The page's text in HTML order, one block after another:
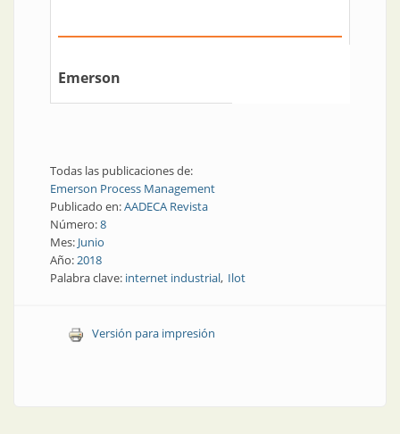
Emerson
Todas las publicaciones de:
Emerson Process Management
Publicado en:AADECA Revista
Número:8
Mes: Junio
Año:2018
Palabra clave: internet industrial Ilot
Versión para impresión